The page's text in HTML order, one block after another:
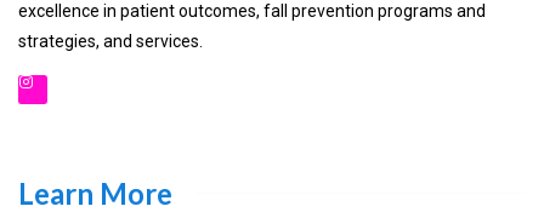
excellence in patient outcomes, fall prevention programs and
strategies, and services.
Learn More